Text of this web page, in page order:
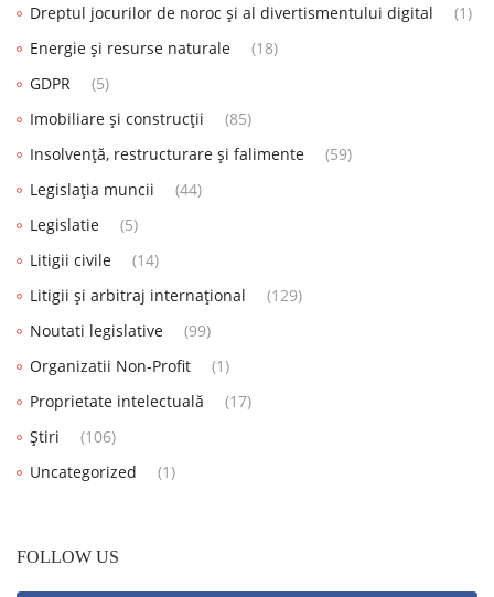
Dreptul jocurilor de noroc și al divertismentului digital
(1)
Energie și resurse naturale
(18)
GDPR
(5)
Imobiliare și construcții
(85)
Insolvență, restructurare și falimente
(59)
Legislația muncii
(44)
Legislatie
(5)
Litigii civile
(14)
Litigii și arbitraj internațional
(129)
Noutati legislative
(99)
Organizatii Non-Profit
(1)
Proprietate intelectuală
(17)
Știri
(106)
Uncategorized
(1)
FOLLOW US